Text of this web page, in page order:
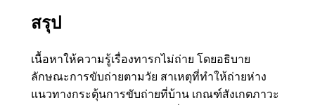
สรุป
เนื้อหาให้ความรู้เรื่องทารกไม่ถ่าย โดยอธิบาย
ลักษณะการขับถ่ายตามวัย สาเหตุที่ทำให้ถ่ายห่าง
แนวทางกระตุ้นการขับถ่ายที่บ้าน เกณฑ์สังเกตภาวะ